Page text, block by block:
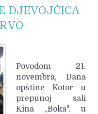
DJEVOJČICA
Povodom 21.
novembra, Dana
opštine Kotor u
prepunoj sali
Kina „Boka", u